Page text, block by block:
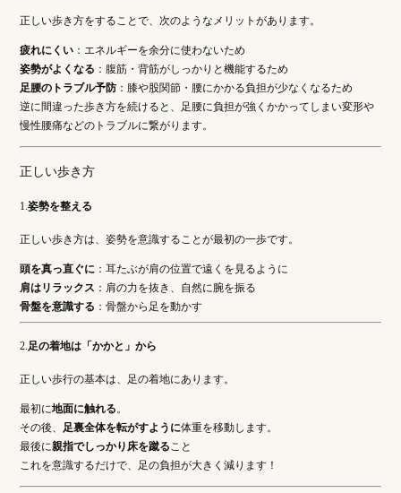
正しい歩き方をすることで、次のようなメリットがあります。
疲れにくい ：エネルギーを余分に使わないため
姿勢がよくなる ：腹筋・背筋がしっかりと機能するため
足腰のトラブル予防 ：膝や股関節・腰にかかる負担が少なくなるため
逆に間違った歩き方を続けると、足腰に負担が強くかかってしまい変形や
慢性腰痛などのトラブルに繋がります。
正しい歩き方
1.姿勢を整える
正しい歩き方は、姿勢を意識することが最初の一歩です。
頭を真っ直ぐに ：耳たぶが肩の位置で遠くを見るように
肩はリラックス ：肩の力を抜き、自然に腕を振る
骨盤を意識する ：骨盤から足を動かす
2.足の着地は「かかと」から
正しい歩行の基本は、足の着地にあります。
最初に地面に触れる。
その後、 足裏全体を転がすように体重を移動します。
最後に親指でしっかり床を蹴ること
これを意識するだけで、足の負担が大きく減ります！